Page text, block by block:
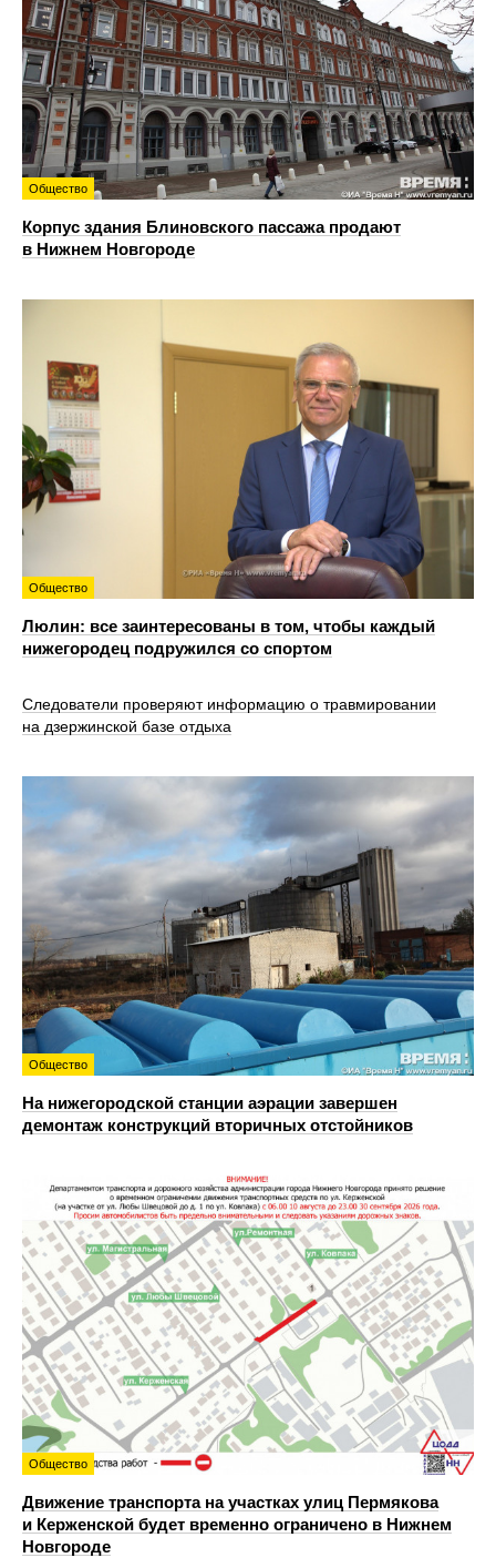
Общество
Корпус здания Блиновского пассажа продают
в Нижнем Новгороде
Общество
Люлин: все заинтересованы в том, чтобы каждый
нижегородец подружился со спортом
Следователи проверяют информацию о травмировании
на дзержинской базе отдыха
Общество
На нижегородской станции аэрации завершен
демонтаж конструкций вторичных отстойников
Общество
Движение транспорта на участках улиц Пермякова
и Керженской будет временно ограничено в Нижнем
Новгороде